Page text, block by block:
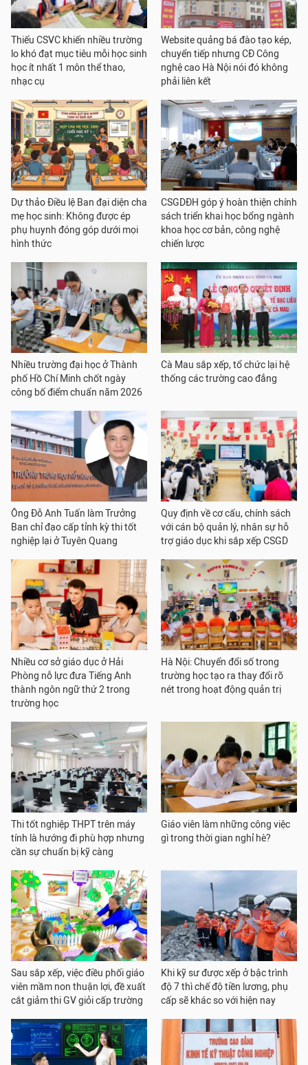
Thiếu CSVC khiến nhiều trường
lo khó đạt mục tiêu mỗi học sinh
học ít nhất 1 môn thể thao,
nhạc cụ
Website quảng bá đào tạo kép,
chuyển tiếp nhưng CĐ Công
nghệ cao Hà Nội nói đó không
phải liên kết
Dự thảo Điều lệ Ban đại diện cha
mẹ học sinh: Không được ép
phụ huynh đóng góp dưới mọi
hình thức
CSGDĐH góp ý hoàn thiện chính
sách triển khai học bổng ngành
khoa học cơ bản, công nghệ
chiến lược
Nhiều trường đại học ở Thành
phố Hồ Chí Minh chốt ngày
công bố điểm chuẩn năm 2026
Cà Mau sắp xếp, tổ chức lại hệ
thống các trường cao đẳng
Ông Đỗ Anh Tuấn làm Trưởng
Ban chỉ đạo cấp tỉnh kỳ thi tốt
nghiệp lại ở Tuyên Quang
Quy định về cơ cấu, chính sách
với cán bộ quản lý, nhân sự hỗ
trợ giáo dục khi sắp xếp CSGD
Nhiều cơ sở giáo dục ở Hải
Phòng nỗ lực đưa Tiếng Anh
thành ngôn ngữ thứ 2 trong
trường học
Hà Nội: Chuyển đổi số trong
trường học tạo ra thay đổi rõ
nét trong hoạt động quản trị
Thi tốt nghiệp THPT trên máy
tính là hướng đi phù hợp nhưng
cần sự chuẩn bị kỹ càng
Giáo viên làm những công việc
gì trong thời gian nghỉ hè?
Sau sắp xếp, việc điều phối giáo
viên mầm non thuận lợi, đề xuất
cắt giảm thi GV giỏi cấp trường
Khi kỹ sư được xếp ở bậc trình
độ 7 thì chế độ tiền lương, phụ
cấp sẽ khác so với hiện nay